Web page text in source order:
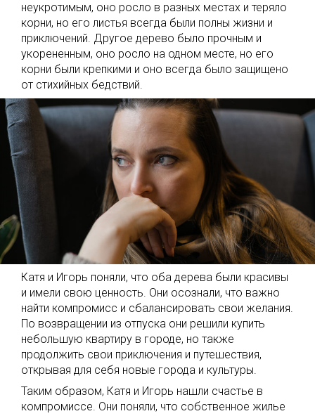
неукротимым, оно росло в разных местах и теряло
корни, но его листья всегда были полны жизни и
приключений. Другое дерево было прочным и
укорененным, оно росло на одном месте, но его
корни были крепкими и оно всегда было защищено
от стихийных бедствий.
Катя и Игорь поняли, что оба дерева были красивы
и имели свою ценность. Они осознали, что важно
найти компромисс и сбалансировать свои желания.
По возвращении из отпуска они решили купить
небольшую квартиру в городе, но также
продолжить свои приключения и путешествия,
открывая для себя новые города и культуры.
Таким образом, Катя и Игорь нашли счастье в
компромиссе. Они поняли, что собственное жилье